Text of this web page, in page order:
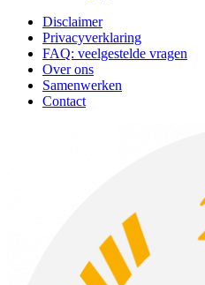
Disclaimer
Privacyverklaring
FAQ: veelgestelde vragen
Over ons
Samenwerken
Contact